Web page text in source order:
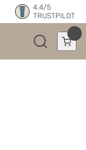
4.4/5
TRUSTPILOT